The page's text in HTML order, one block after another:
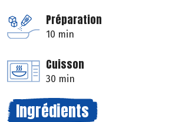
Préparation
10 min
Cuisson
30 min
Ingrédients